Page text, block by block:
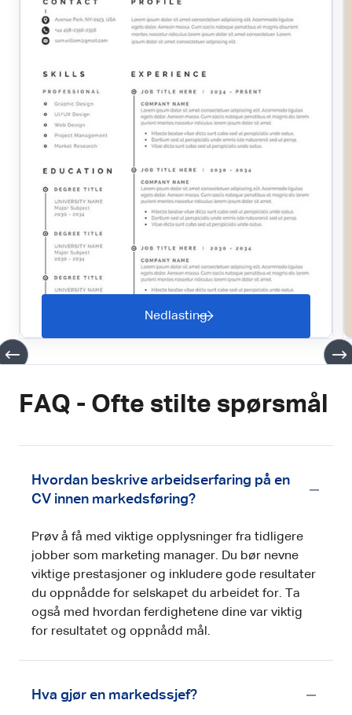
Nedlasting
FAQ - Ofte stilte spørsmål
Hvordan beskrive arbeidserfaring på en
CV innen markedsføring?
Prøv å få med viktige opplysninger fra tidligere
jobber som marketing manager. Du bør nevne
viktige prestasjoner og inkludere gode resultater
du oppnådde for selskapet du arbeidet for. Ta
også med hvordan ferdighetene dine var viktig
for resultatet og oppnådd mål.
Hva gjør en markedssjef?